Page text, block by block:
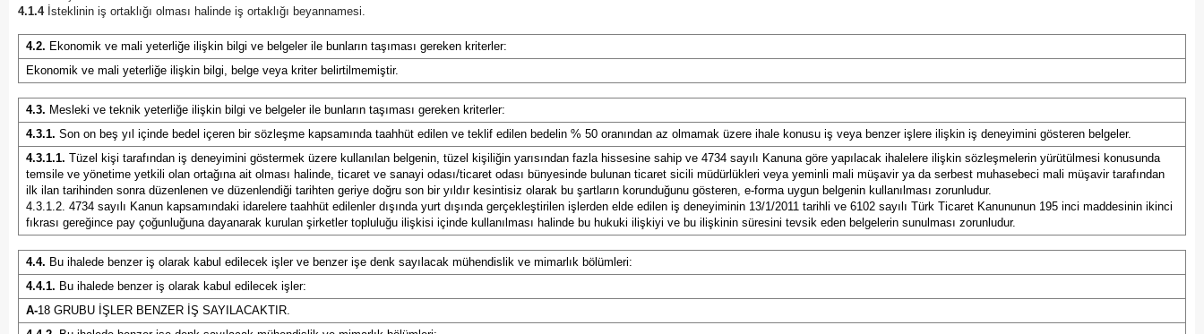
Hakkari
Hatay
Isparta
Mersin
İstanbul
İzmir
Kastamonu
4.1.4 İsteklinin iş ortaklığı olması halinde iş ortaklığı beyannamesi.
4.2. Ekonomik ve mali yeterliğe ilişkin bilgi ve belgeler ile bunların taşıması gereken kriterler:
Ekonomik ve mali yeterliğe ilişkin bilgi, belge veya kriter belirtilmemiştir.
4.3. Mesleki ve teknik yeterliğe ilişkin bilgi ve belgeler ile bunların taşıması gereken kriterler:
4.3.1. Son on beş yıl içinde bedel içeren bir sözleşme kapsamında taahhüt edilen ve teklif edilen bedelin % 50 oranından az olmamak üzere ihale konusu iş veya benzer işlere ilişkin iş deneyimini gösteren belgeler.
4.3.1.1. Tüzel kişi tarafından iş deneyimini göstermek üzere kullanılan belgenin, tüzel kişiliğin yarısından fazla hissesine sahip ve 4734 sayılı Kanuna göre yapılacak ihalelere ilişkin sözleşmelerin yürütülmesi konusunda
temsile ve yönetime yetkili olan ortağına ait olması halinde, ticaret ve sanayi odası/ticaret odası bünyesinde bulunan ticaret sicili müdürlükleri veya yeminli mali müşavir ya da serbest muhasebeci mali müşavir tarafından
ilk ilan tarihinden sonra düzenlenen ve düzenlendiği tarihten geriye doğru son bir yıldır kesintisiz olarak bu şartların korunduğunu gösteren, e-forma uygun belgenin kullanılması zorunludur.
4.3.1.2. 4734 sayılı Kanun kapsamındaki idarelere taahhüt edilenler dışında yurt dışında gerçekleştirilen işlerden elde edilen iş deneyiminin 13/1/2011 tarihli ve 6102 sayılı Türk Ticaret Kanununun 195 inci maddesinin ikinci
fıkrası gereğince pay çoğunluğuna dayanarak kurulan şirketler topluluğu ilişkisi içinde kullanılması halinde bu hukuki ilişkiyi ve bu ilişkinin süresini tevsik eden belgelerin sunulması zorunludur.
4.4. Bu ihalede benzer iş olarak kabul edilecek işler ve benzer işe denk sayılacak mühendislik ve mimarlık bölümleri:
4.4.1. Bu ihalede benzer iş olarak kabul edilecek işler:
A-18 GRUBU İŞLER BENZER İŞ SAYILACAKTIR.